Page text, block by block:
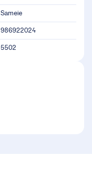
Sameie
986922024
5502